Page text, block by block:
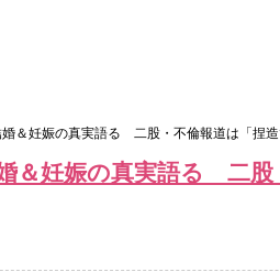
＆妊娠の真実語る 二股・不倫報道は「捏造
＆妊娠の真実語る 二股